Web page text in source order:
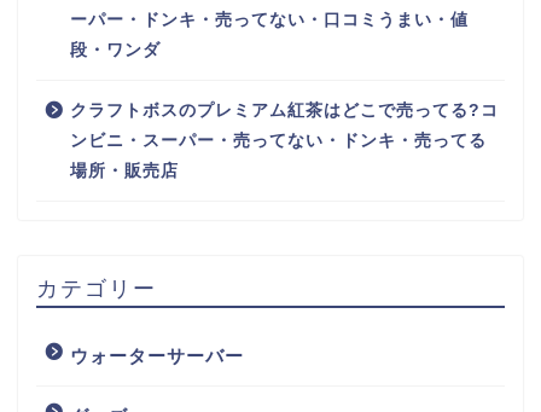
ーパー・ドンキ・売ってない・口コミうまい・値
段・ワンダ
クラフトボスのプレミアム紅茶はどこで売ってる?コ
ンビニ・スーパー・売ってない・ドンキ・売ってる
場所・販売店
カテゴリー
ウォーターサーバー